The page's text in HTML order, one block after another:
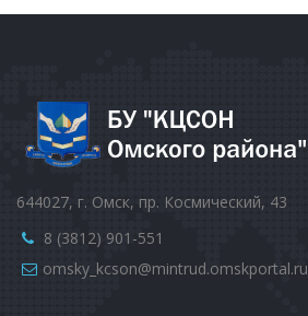
644027, г. Омск, пр. Космический, 43
8 (3812) 901-551
omsky_kcson@mintrud.omskportal.ru